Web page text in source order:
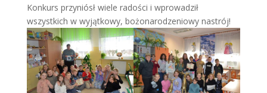
Konkurs przyniósł wiele radości i wprowadził
wszystkich w wyjątkowy, bożonarodzeniowy nastrój!